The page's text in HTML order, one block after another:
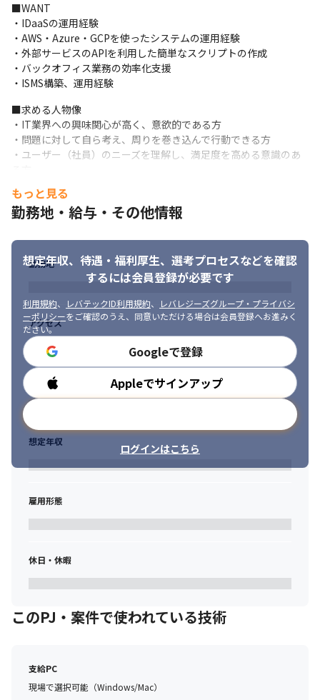
■WANT
・IDaaSの運用経験
・AWS・Azure・GCPを使ったシステムの運用経験
・外部サービスのAPIを利用した簡単なスクリプトの作成
・バックオフィス業務の効率化支援
・ISMS構築、運用経験
■求める人物像
・IT業界への興味関心が高く、意欲的である方
・問題に対して自ら考え、周りを巻き込んで行動できる方
・ユーザー（社員）のニーズを理解し、満足度を高める意識のあ
もっと見る
勤務地・給与・その他情報
想定年収、待遇・福利厚生、 選考プロセスなどを確認
するには会員登録が必要です
利用規約、 レバテックID利用規約、
レバレジーズグループ・プライバシ
ーポリシーをご確認のうえ、同意いただける場合は会員登録へお進みく
ださい。
Googleで登録
Appleでサインアップ
ログインはこちら
勤務地
アクセス
勤務時間
想定年収
雇用形態
休日・休暇
このPJ・案件で使われている技術
支給PC
現場で選択可能（Windows/Mac）